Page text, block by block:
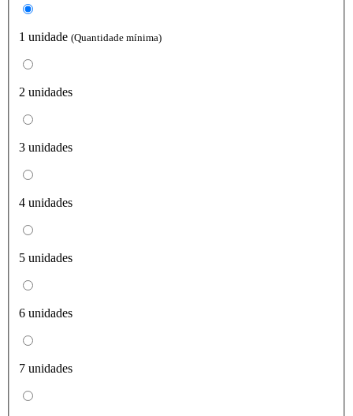
1 unidade (Quantidade mínima)
2 unidades
3 unidades
4 unidades
5 unidades
6 unidades
7 unidades